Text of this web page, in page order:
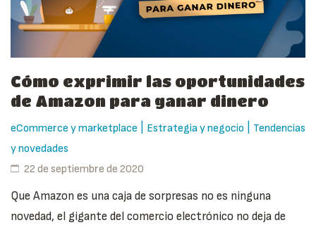
Cómo exprimir las oportunidades
de Amazon para ganar dinero
eCommerce y marketplace Estrategia y negocio
Tendencias
y novedades
22 de septiembre de 2020
Que Amazon es una caja de sorpresas no es ninguna
novedad, el gigante del comercio electrónico no deja de